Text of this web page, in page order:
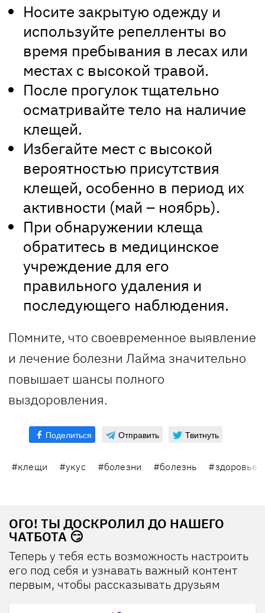
Носите закрытую одежду и
используйте репелленты во
время пребывания в лесах или
местах с высокой травой.
После прогулок тщательно
осматривайте тело на наличие
клещей.
Избегайте мест с высокой
вероятностью присутствия
клещей, особенно в период их
активности (май – ноябрь).
При обнаружении клеща
обратитесь в медицинское
учреждение для его
правильного удаления и
последующего наблюдения.
Помните, что своевременное выявление
и лечение болезни Лайма значительно
повышает шансы полного
выздоровления.
Поделиться Отправить Твитнуть
#клещи #укус #болезни #болезнь #здоровье
ОГО! ТЫ ДОСКРОЛИЛ ДО НАШЕГО
ЧАТБОТА 😏
Теперь у тебя есть возможность настроить
его под себя и узнавать важный контент
первым, чтобы рассказывать друзьям